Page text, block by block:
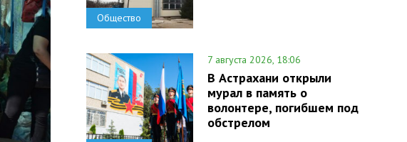
Общество
7 августа 2026, 18:06
В Астрахани открыли
мурал в память о
волонтере, погибшем под
обстрелом